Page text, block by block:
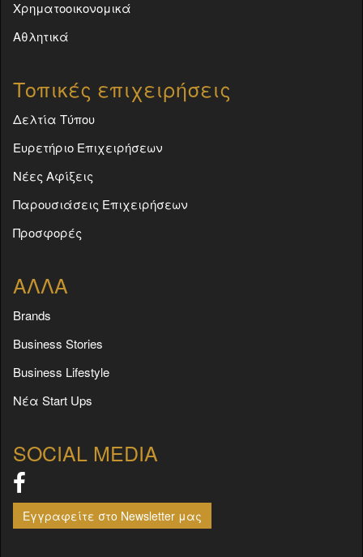
Χρηματοοικονομικά
Αθλητικά
Τοπικές επιχειρήσεις
Δελτία Τύπου
Ευρετήριο Επιχειρήσεων
Νέες Αφίξεις
Παρουσιάσεις Επιχειρήσεων
Προσφορές
ΑΛΛΑ
Brands
Business Stories
Business Lifestyle
Νέα Start Ups
SOCIAL MEDIA
Εγγραφείτε στο Newsletter μας